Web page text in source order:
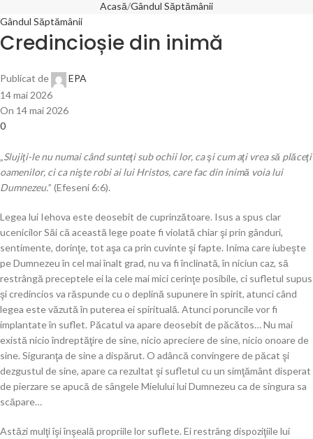
Acasă Gândul Săptămânii
Gândul Săptămânii
Credincioșie din inimă
Publicat de
EPA
14 mai 2026
On 14 mai 2026
0
„Slujiţi-le nu numai când sunteţi sub ochii lor, ca şi cum aţi vrea să plăceţi
oamenilor, ci ca nişte robi ai lui Hristos, care fac din inimă voia lui
Dumnezeu.” (Efeseni 6:6).
Legea lui Iehova este deosebit de cuprinzătoare. Isus a spus clar
ucenicilor Săi că această lege poate fi violată chiar şi prin gânduri,
sentimente, dorinţe, tot aşa ca prin cuvinte şi fapte. Inima care iubeşte
pe Dumnezeu în cel mai înalt grad, nu va fi înclinată, în niciun caz, să
restrângă preceptele ei la cele mai mici cerinţe posibile, ci sufletul supus
şi credincios va răspunde cu o deplină supunere în spirit, atunci când
legea este văzută în puterea ei spirituală. Atunci poruncile vor fi
implantate în suflet. Păcatul va apare deosebit de păcătos… Nu mai
există nicio îndreptăţire de sine, nicio apreciere de sine, nicio onoare de
sine. Siguranţa de sine a dispărut. O adâncă convingere de păcat şi
dezgustul de sine, apare ca rezultat şi sufletul cu un simţământ disperat
de pierzare se apucă de sângele Mielului lui Dumnezeu ca de singura sa
scăpare…
Astăzi mulţi îşi înşeală propriile lor suflete. Ei restrâng dispoziţiile lui